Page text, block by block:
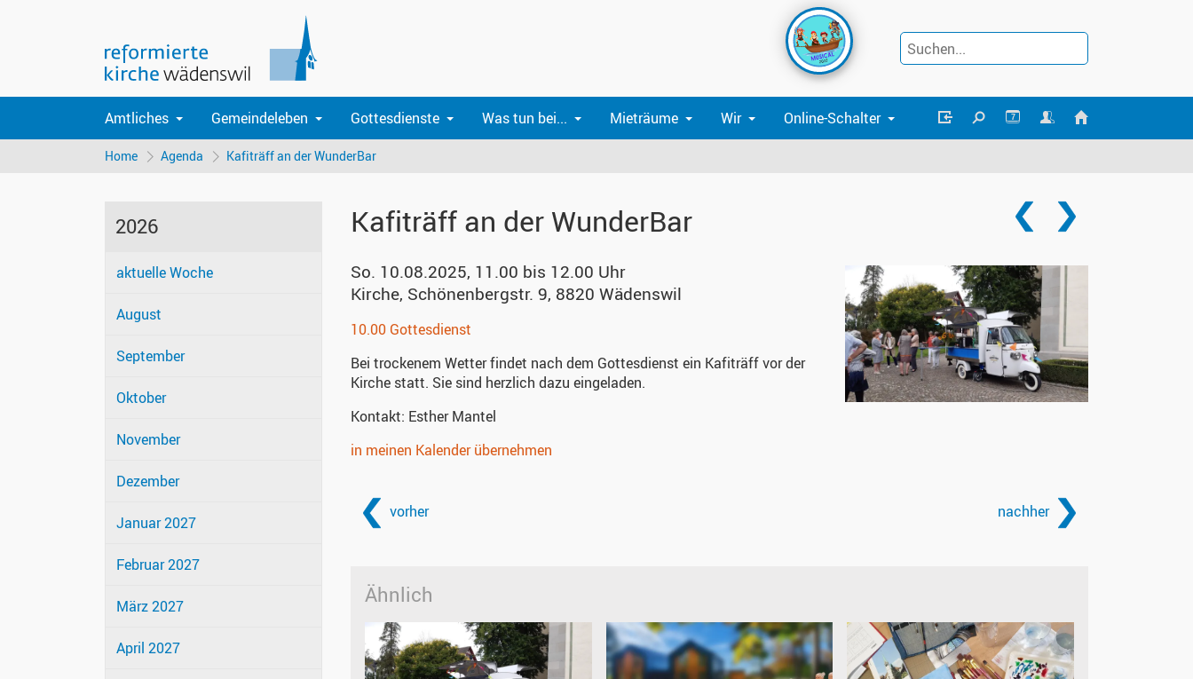
7
Amtliches Gemeindeleben Gottesdienste Was tun bei... Mieträume Wir Online-Schalter
Home Agenda Kafiträff an der WunderBar
2026
aktuelle Woche
August
September
Oktober
November
Dezember
Januar 2027
Februar 2027
März 2027
April 2027
Kafiträff an der WunderBar
So. 10.08.2025, 11.00 bis 12.00 Uhr
Kirche, Schönenbergstr. 9, 8820 Wädenswil
10.00 Gottesdienst
Bei trockenem Wetter findet nach dem Gottesdienst ein Kafiträff vor der
Kirche statt. Sie sind herzlich dazu eingeladen.
Kontakt: Esther Mantel
in meinen Kalender übernehmen
vorher nachher
Ähnlich